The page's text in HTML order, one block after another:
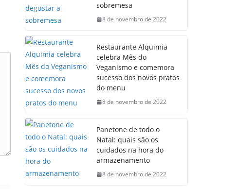
sobremesa
8 de novembro de 2022
Restaurante Alquimia
celebra Mês do
Veganismo e comemora
sucesso dos novos pratos
do menu
8 de novembro de 2022
Panetone de todo o
Natal: quais são os
cuidados na hora do
armazenamento
8 de novembro de 2022